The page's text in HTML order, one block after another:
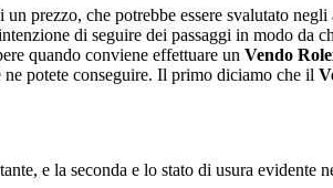
prezzo, che potrebbe essere svalutato
di seguire dei passaggi in modo da
quando conviene effettuare un Vendo
potete conseguire. Il primo diciamo che il
e la seconda e lo stato di usura evidente